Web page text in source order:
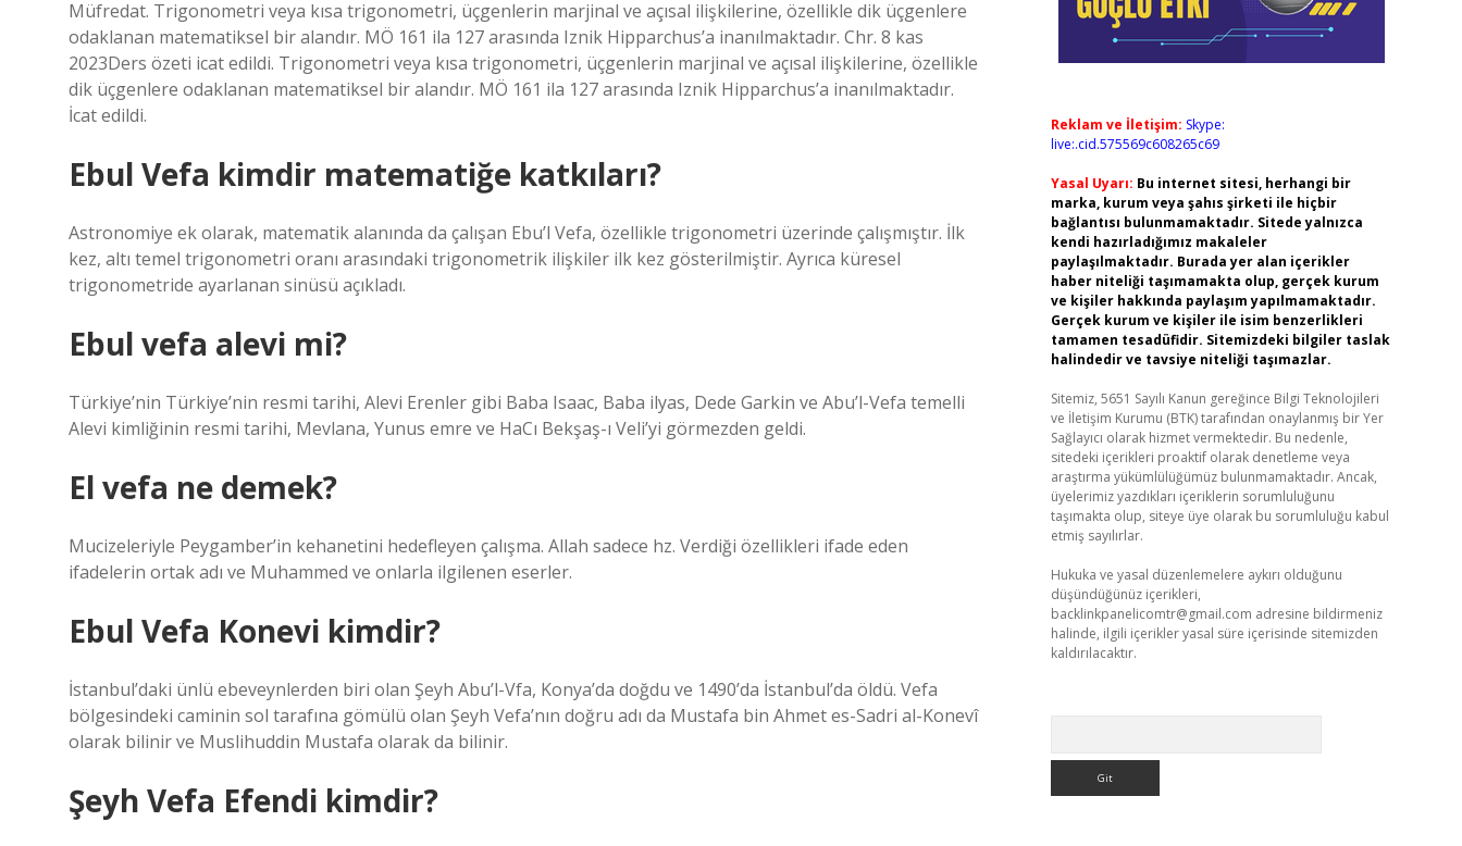
Müfredat. Trigonometri veya kısa trigonometri, üçgenlerin marjinal ve açısal ilişkilerine, özellikle dik üçgenlere
odaklanan matematiksel bir alandır. MÖ 161 ila 127 arasında Iznik Hipparchus’a inanılmaktadır. Chr. 8 kas
2023Ders özeti icat edildi. Trigonometri veya kısa trigonometri, üçgenlerin marjinal ve açısal ilişkilerine, özellikle
dik üçgenlere odaklanan matematiksel bir alandır. MÖ 161 ila 127 arasında Iznik Hipparchus’a inanılmaktadır.
İcat edildi.
Ebul Vefa kimdir matematiğe katkıları?
Astronomiye ek olarak, matematik alanında da çalışan Ebu’l Vefa, özellikle trigonometri üzerinde çalışmıştır. İlk
kez, altı temel trigonometri oranı arasındaki trigonometrik ilişkiler ilk kez gösterilmiştir. Ayrıca küresel
trigonometride ayarlanan sinüsü açıkladı.
Ebul vefa alevi mi?
Türkiye’nin Türkiye’nin resmi tarihi, Alevi Erenler gibi Baba Isaac, Baba ilyas, Dede Garkin ve Abu’l-Vefa temelli
Alevi kimliğinin resmi tarihi, Mevlana, Yunus emre ve HaCı Bekşaş-ı Veli’yi görmezden geldi.
El vefa ne demek?
Mucizeleriyle Peygamber’in kehanetini hedefleyen çalışma. Allah sadece hz. Verdiği özellikleri ifade eden
ifadelerin ortak adı ve Muhammed ve onlarla ilgilenen eserler.
Ebul Vefa Konevi kimdir?
İstanbul’daki ünlü ebeveynlerden biri olan Şeyh Abu’l-Vfa, Konya’da doğdu ve 1490’da İstanbul’da öldü. Vefa
bölgesindeki caminin sol tarafına gömülü olan Şeyh Vefa’nın doğru adı da Mustafa bin Ahmet es-Sadri al-Konevî
olarak bilinir ve Muslihuddin Mustafa olarak da bilinir.
Şeyh Vefa Efendi kimdir?
Reklam ve İletişim: Skype:
live:.cid.575569c608265c69
Yasal Uyarı: Bu internet sitesi, herhangi bir
marka, kurum veya şahıs şirketi ile hiçbir
bağlantısı bulunmamaktadır. Sitede yalnızca
kendi hazırladığımız makaleler
paylaşılmaktadır. Burada yer alan içerikler
haber niteliği taşımamakta olup, gerçek kurum
ve kişiler hakkında paylaşım yapılmamaktadır.
Gerçek kurum ve kişiler ile isim benzerlikleri
tamamen tesadüfidir. Sitemizdeki bilgiler taslak
halindedir ve tavsiye niteliği taşımazlar.
Sitemiz, 5651 Sayılı Kanun gereğince Bilgi Teknolojileri
ve İletişim Kurumu (BTK) tarafından onaylanmış bir Yer
Sağlayıcı olarak hizmet vermektedir. Bu nedenle,
sitedeki içerikleri proaktif olarak denetleme veya
araştırma yükümlülüğümüz bulunmamaktadır. Ancak,
üyelerimiz yazdıkları içeriklerin sorumluluğunu
taşımakta olup, siteye üye olarak bu sorumluluğu kabul
etmiş sayılırlar.
Hukuka ve yasal düzenlemelere aykırı olduğunu
düşündüğünüz içerikleri,
backlinkpanelicomtr@gmail.com adresine bildirmeniz
halinde, ilgili içerikler yasal süre içerisinde sitemizden
kaldırılacaktır.